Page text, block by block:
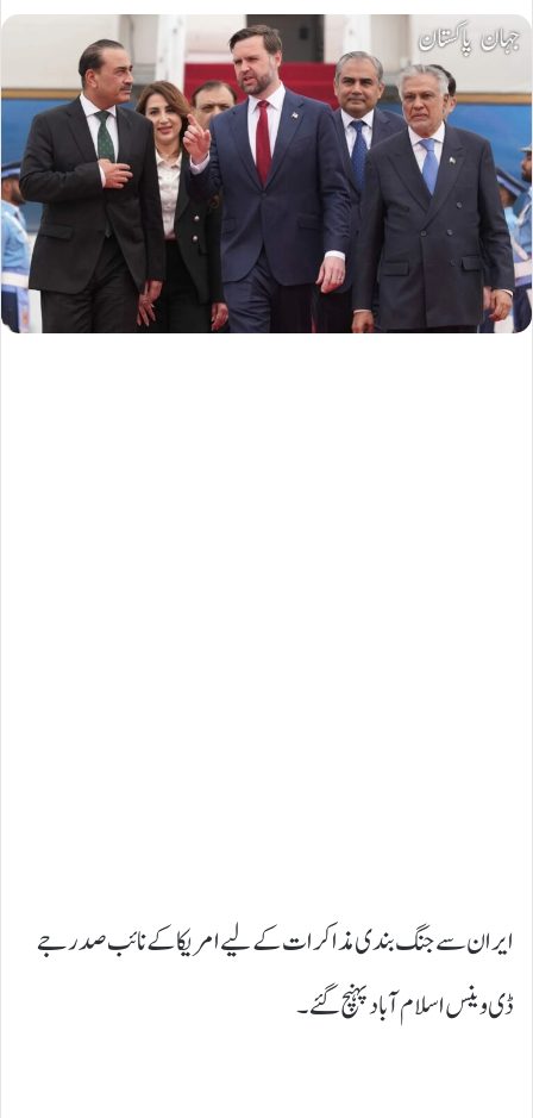
ایران سے جنگ بندی مذاکرات کے لیے امریکا کے نائب صدر جے
ڈی وینس اسلام آباد پہنچ گئے۔